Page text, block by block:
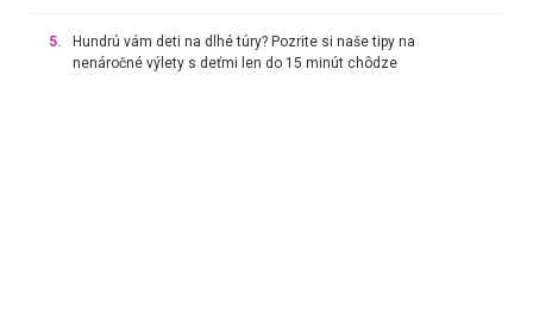
5.
Hundrú vám deti na dlhé túry? Pozrite si naše tipy na
nenáročné výlety s deťmi len do 15 minút chôdze